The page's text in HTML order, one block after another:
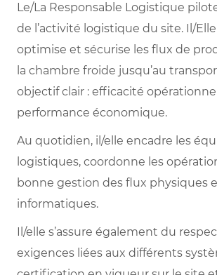
Le/La Responsable Logistique
de l’activité logistique du site. Il/
optimise et sécurise les flux de
la chambre froide jusqu’au
objectif clair : efficacité
performance économique.
Au quotidien, il/elle encadre les
logistiques, coordonne les
bonne gestion des flux physiques
informatiques.
Il/elle s’assure également du
exigences liées aux différents